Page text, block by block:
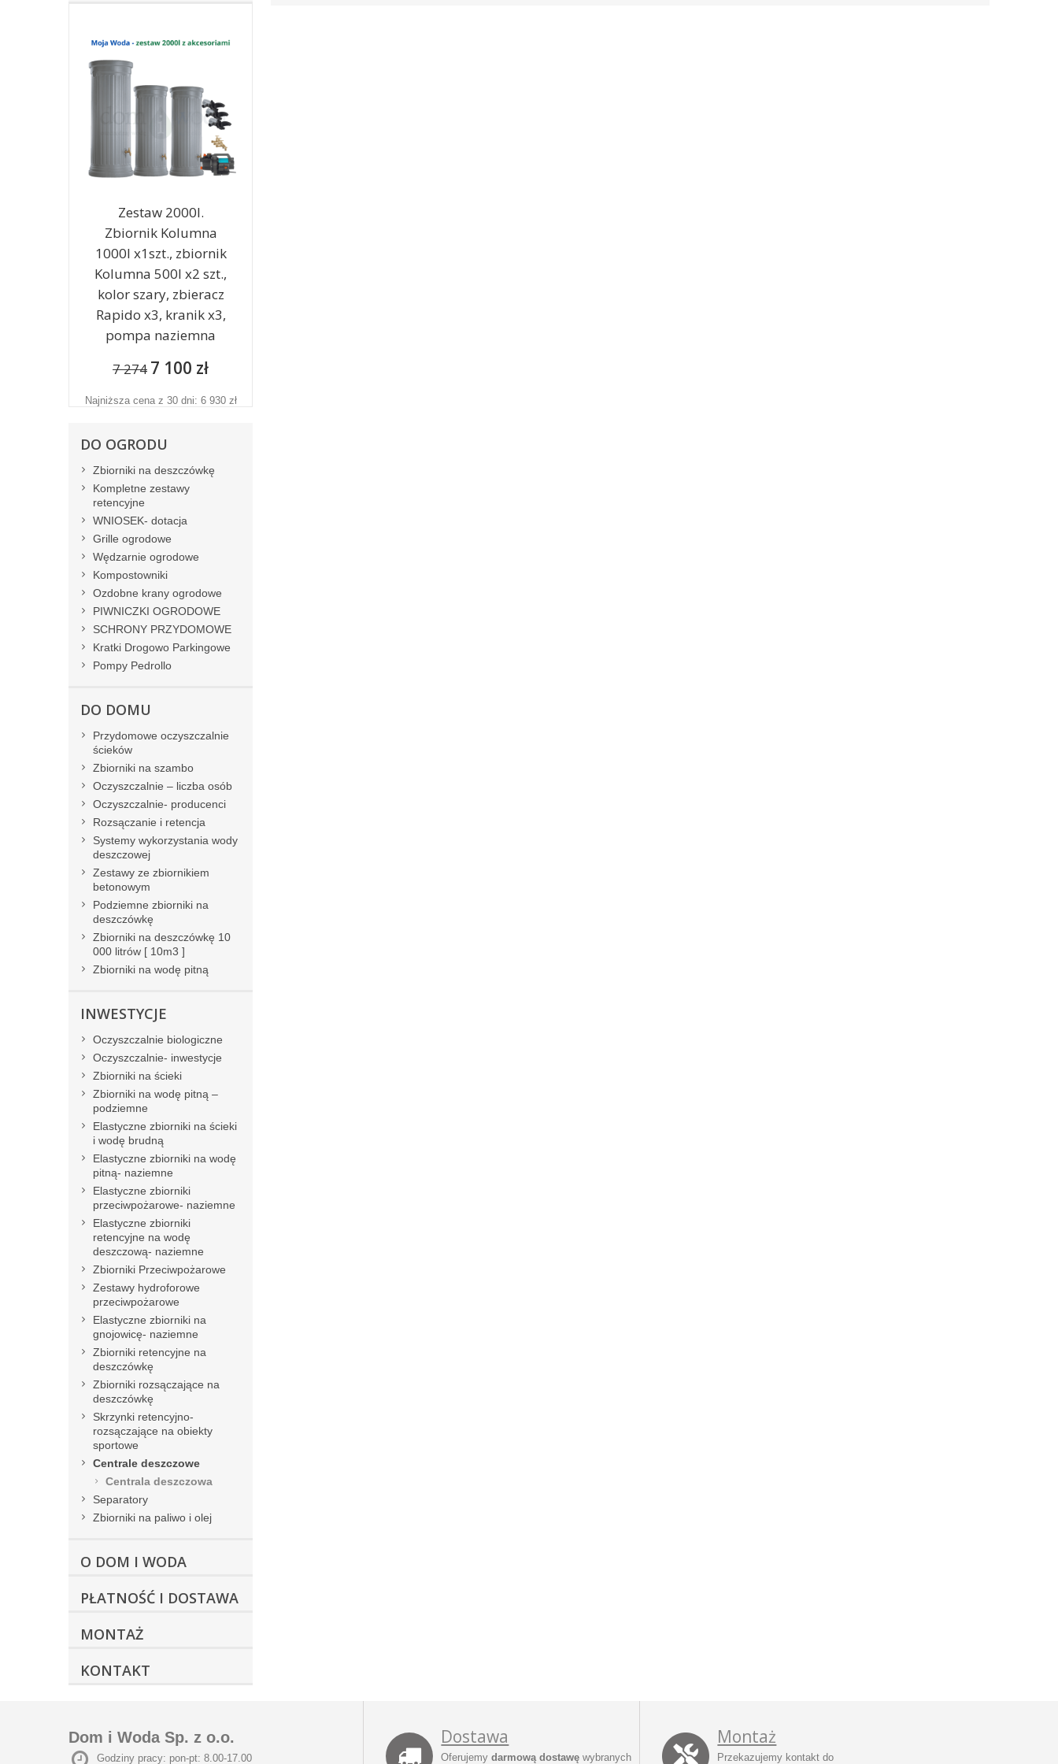
Zestaw 2000l.
Zbiornik Kolumna
1000l x1szt., zbiornik
Kolumna 500l x2 szt.,
kolor szary, zbieracz
Rapido x3, kranik x3,
pompa naziemna
7 274 7 100 zł
Najniższa cena z 30 dni: 6 930 zł
DO OGRODU
Zbiorniki na deszczówkę
Kompletne zestawy
retencyjne
WNIOSEK- dotacja
Grille ogrodowe
Wędzarnie ogrodowe
Kompostowniki
Ozdobne krany ogrodowe
PIWNICZKI OGRODOWE
SCHRONY PRZYDOMOWE
Kratki Drogowo Parkingowe
Pompy Pedrollo
DO DOMU
Przydomowe oczyszczalnie
ścieków
Zbiorniki na szambo
Oczyszczalnie – liczba osób
Oczyszczalnie- producenci
Rozsączanie i retencja
Systemy wykorzystania wody
deszczowej
Zestawy ze zbiornikiem
betonowym
Podziemne zbiorniki na
deszczówkę
Zbiorniki na deszczówkę 10
000 litrów [ 10m3 ]
Zbiorniki na wodę pitną
INWESTYCJE
Oczyszczalnie biologiczne
Oczyszczalnie- inwestycje
Zbiorniki na ścieki
Zbiorniki na wodę pitną –
podziemne
Elastyczne zbiorniki na ścieki
i wodę brudną
Elastyczne zbiorniki na wodę
pitną- naziemne
Elastyczne zbiorniki
przeciwpożarowe- naziemne
Elastyczne zbiorniki
retencyjne na wodę
deszczową- naziemne
Zbiorniki Przeciwpożarowe
Zestawy hydroforowe
przeciwpożarowe
Elastyczne zbiorniki na
gnojowicę- naziemne
Zbiorniki retencyjne na
deszczówkę
Zbiorniki rozsączające na
deszczówkę
Skrzynki retencyjno-
rozsączające na obiekty
sportowe
Centrale deszczowe
Centrala deszczowa
Separatory
Zbiorniki na paliwo i olej
O DOM I WODA
PŁATNOŚĆ I DOSTAWA
MONTAŻ
KONTAKT
Dom i Woda Sp. z o.o.
Godziny pracy: pon-pt: 8.00-17.00
Dostawa
Oferujemydarmową dostawę wybranych
Montaż
Przekazujemy kontakt do